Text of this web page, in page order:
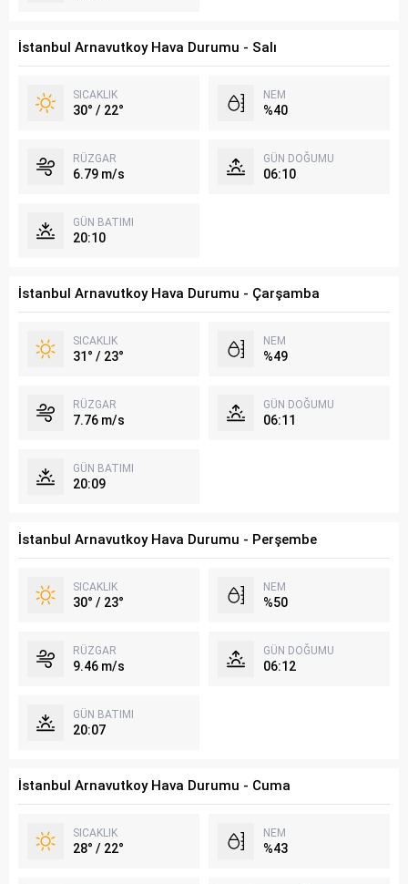
İstanbul Arnavutkoy Hava Durumu - Salı
SICAKLIK
30° / 22°
NEM
%40
RÜZGAR
6.79 m/s
GÜN DOĞUMU
06:10
GÜN BATIMI
20:10
İstanbul Arnavutkoy Hava Durumu - Çarşamba
SICAKLIK
31° / 23°
NEM
%49
RÜZGAR
7.76 m/s
GÜN DOĞUMU
06:11
GÜN BATIMI
20:09
İstanbul Arnavutkoy Hava Durumu - Perşembe
SICAKLIK
30° / 23°
NEM
%50
RÜZGAR
9.46 m/s
GÜN DOĞUMU
06:12
GÜN BATIMI
20:07
İstanbul Arnavutkoy Hava Durumu - Cuma
SICAKLIK
28° / 22°
NEM
%43